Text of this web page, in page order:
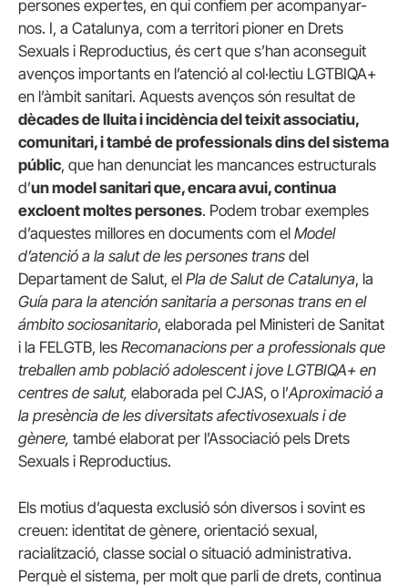
persones expertes, en qui confiem per acompanyar-
nos. I, a Catalunya, com a territori pioner en Drets
Sexuals i Reproductius, és cert que s’han aconseguit
avenços importants en l’atenció al col·lectiu LGTBIQA+
en l’àmbit sanitari. Aquests avenços són resultat de
dècades de lluita i incidència del teixit associatiu,
comunitari, i també de professionals dins del sistema
públic, que han denunciat les mancances estructurals
d’un model sanitari que, encara avui, continua
excloent moltes persones. Podem trobar exemples
d’aquestes millores en documents com el Model
d’atenció a la salut de les persones trans del
Departament de Salut, el Pla de Salut de Catalunya, la
Guía para la atención sanitaria a personas trans en el
ámbito sociosanitario, elaborada pel Ministeri de Sanitat
i la FELGTB, les Recomanacions per a professionals que
treballen amb població adolescent i jove LGTBIQA+ en
centres de salut, elaborada pel CJAS, o l’Aproximació a
la presència de les diversitats afectivosexuals i de
gènere, també elaborat per l’Associació pels Drets
Sexuals i Reproductius.
Els motius d’aquesta exclusió són diversos i sovint es
creuen: identitat de gènere, orientació sexual,
racialització, classe social o situació administrativa.
Perquè el sistema, per molt que parli de drets, continua